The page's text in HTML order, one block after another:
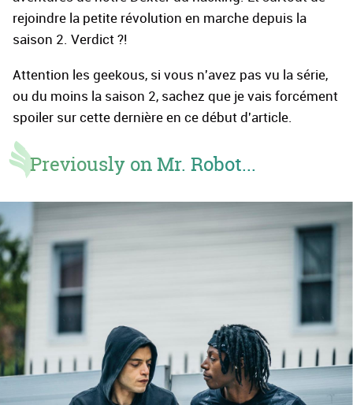
rejoindre la petite révolution en marche depuis la
saison 2. Verdict ?!
Attention les geekous, si vous n'avez pas vu la série,
ou du moins la saison 2, sachez que je vais forcément
spoiler sur cette dernière en ce début d'article.
Previously on Mr. Robot...